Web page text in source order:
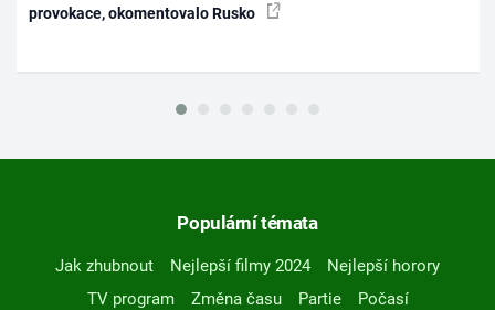
provokace, okomentovalo Rusko
Populární témata
Jak zhubnout Nejlepší filmy 2024
Nejlepší horory
TV program
Změna času Partie
Počasí